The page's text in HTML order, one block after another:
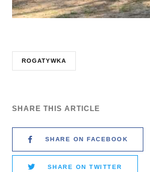
ROGATYWKA
SHARE THIS ARTICLE
SHARE ON FACEBOOK
SHARE ON TWITTER